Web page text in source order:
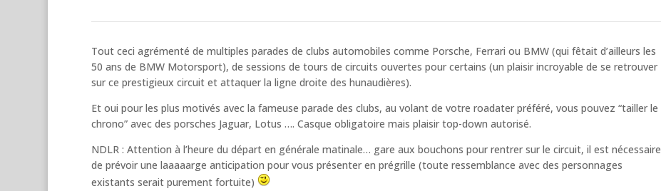
Tout ceci agrémenté de multiples parades de clubs automobiles comme Porsche, Ferrari ou BMW (qui fêtait d’ailleurs les
50 ans de BMW Motorsport), de sessions de tours de circuits ouvertes pour certains (un plaisir incroyable de se retrouver
sur ce prestigieux circuit et attaquer la ligne droite des hunaudières).
Et oui pour les plus motivés avec la fameuse parade des clubs, au volant de votre roadater préféré, vous pouvez “tailler le
chrono” avec des porsches Jaguar, Lotus …. Casque obligatoire mais plaisir top-down autorisé.
NDLR : Attention à l’heure du départ en générale matinale… gare aux bouchons pour rentrer sur le circuit, il est nécessaire
de prévoir une laaaaarge anticipation pour vous présenter en prégrille (toute ressemblance avec des personnages
existants serait purement fortuite)